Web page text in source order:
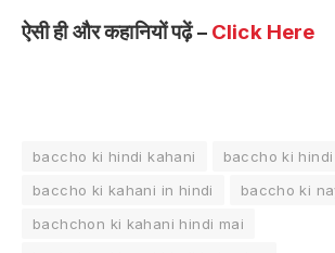
ऐसी ही और कहानियों पढ़ें – Click Here
baccho ki hindi kahani
baccho ki
baccho ki kahani in hindi
baccho ki
bachchon ki kahani hindi mai